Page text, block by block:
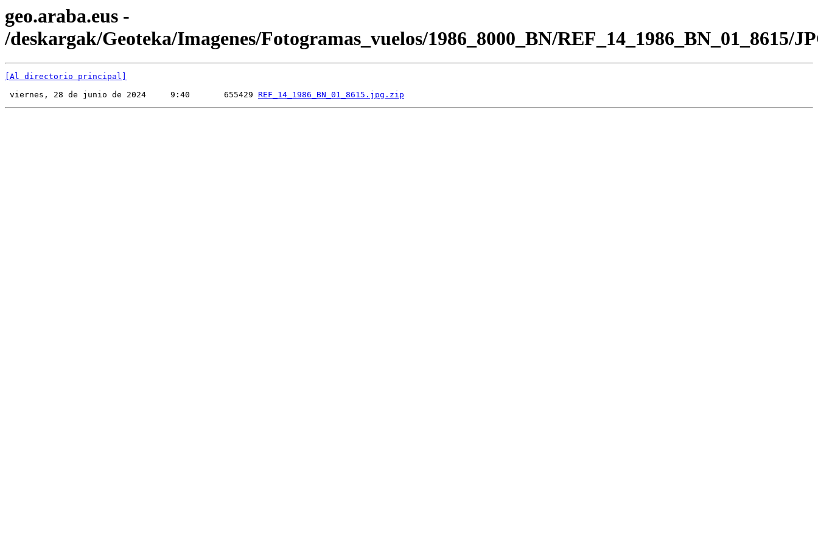
geo.araba.eus -
/deskargak/Geoteka/Imagenes/Fotogramas_vuelos/1986_8000_BN/REF_14_1986_BN_01_8615/
[Al directorio principal]
viernes, 28 de junio de 2024     9:40       655429 REF_14_1986_BN_01_8615.jpg.zip